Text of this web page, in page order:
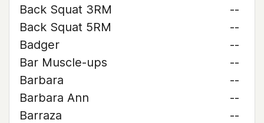
Back Squat 3RM
--
Back Squat 5RM
--
Badger
--
Bar Muscle-ups
--
Barbara
--
Barbara Ann
--
Barraza
--